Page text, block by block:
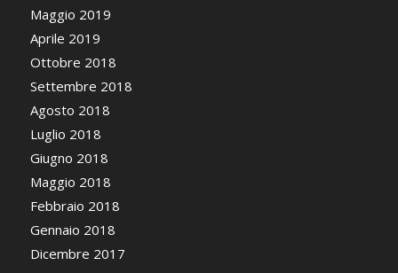
Maggio 2019
Aprile 2019
Ottobre 2018
Settembre 2018
Agosto 2018
Luglio 2018
Giugno 2018
Maggio 2018
Febbraio 2018
Gennaio 2018
Dicembre 2017